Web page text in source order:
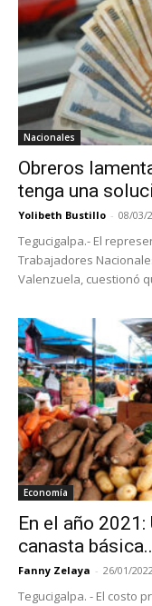
Nacionales
Obreros
tenga una
Yolibeth Bustillo - 08/03/
Tegucigalpa.- El
Trabajadores
Valenzuela, cuestionó
Economía
En el año
canasta
Fanny Zelaya - 26/01/
Tegucigalpa. - El costo